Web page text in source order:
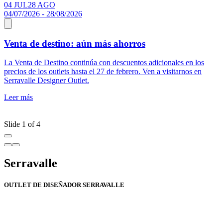
04 JUL28 AGO
04/07/2026 - 28/08/2026
Venta de destino: aún más ahorros
La Venta de Destino continúa con descuentos adicionales en los
precios de los outlets hasta el 27 de febrero. Ven a visitarnos en
Serravalle Designer Outlet.
Leer más
Slide 1 of 4
Serravalle
OUTLET DE DISEÑADOR SERRAVALLE